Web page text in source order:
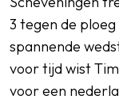
3 tegen de
spannende
voor tijd wist
voor een